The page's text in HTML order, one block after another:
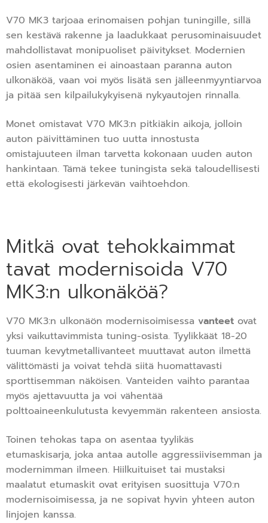
V70 MK3 tarjoaa erinomaisen pohjan tuningille, sillä
sen kestävä rakenne ja laadukkaat perusominaisuudet
mahdollistavat monipuoliset päivitykset. Modernien
osien asentaminen ei ainoastaan paranna auton
ulkonäköä, vaan voi myös lisätä sen jälleenmyyntiarvoa
ja pitää sen kilpailukykyisenä nykyautojen rinnalla.
Monet omistavat V70 MK3:n pitkiäkin aikoja, jolloin
auton päivittäminen tuo uutta innostusta
omistajuuteen ilman tarvetta kokonaan uuden auton
hankintaan. Tämä tekee tuningista sekä taloudellisesti
että ekologisesti järkevän vaihtoehdon.
Mitkä ovat tehokkaimmat
tavat modernisoida V70
MK3:n ulkonäköä?
V70 MK3:n ulkonäön modernisoimisessa vanteet ovat
yksi vaikuttavimmista tuning-osista. Tyylikkäät 18-20
tuuman kevytmetallivanteet muuttavat auton ilmettä
välittömästi ja voivat tehdä siitä huomattavasti
sporttisemman näköisen. Vanteiden vaihto parantaa
myös ajettavuutta ja voi vähentää
polttoaineenkulutusta kevyemmän rakenteen ansiosta.
Toinen tehokas tapa on asentaa tyylikäs
etumaskisarja, joka antaa autolle aggressiivisemman ja
modernimman ilmeen. Hiilkuituiset tai mustaksi
maalatut etumaskit ovat erityisen suosittuja V70:n
modernisoimisessa, ja ne sopivat hyvin yhteen auton
linjojen kanssa.